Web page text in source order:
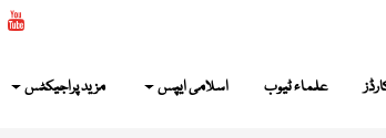
علماء ٹیوب اسلامی ایپس مزید پراجیکٹس